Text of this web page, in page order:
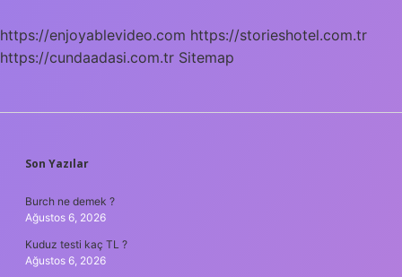
https://enjoyablevideo.com https://storieshotel.com.tr
https://cundaadasi.com.tr Sitemap
SIDEBAR
Son Yazılar
Burch ne demek ?
Ağustos 6, 2026
Kuduz testi kaç TL ?
Ağustos 6, 2026